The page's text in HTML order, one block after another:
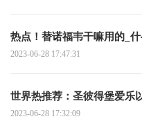
热点！替诺福韦干嘛用的_
2023-06-28 17:47:31
世界热推荐：圣彼得堡爱乐
2023-06-28 17:32:09